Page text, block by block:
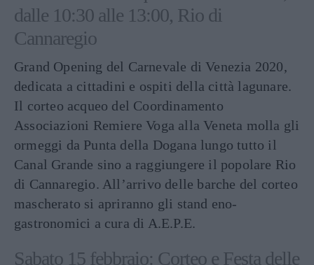
dalle 10:30 alle 13:00, Rio di
Cannaregio
Grand Opening del Carnevale di Venezia 2020,
dedicata a cittadini e ospiti della città lagunare.
Il corteo acqueo del Coordinamento
Associazioni Remiere Voga alla Veneta molla gli
ormeggi da Punta della Dogana lungo tutto il
Canal Grande sino a raggiungere il popolare Rio
di Cannaregio. All’arrivo delle barche del corteo
mascherato si apriranno gli stand eno-
gastronomici a cura di A.E.P.E.
Sabato 15 febbraio: Corteo e Festa delle